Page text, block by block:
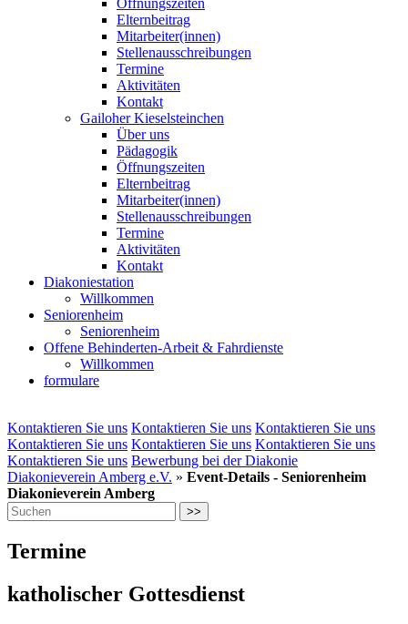
Elternbeitrag
Mitarbeiter(innen)
Stellenausschreibungen
Termine
Aktivitäten
Kontakt
Gailoher Kieselsteinchen
Über uns
Pädagogik
Öffnungszeiten
Elternbeitrag
Mitarbeiter(innen)
Stellenausschreibungen
Termine
Aktivitäten
Kontakt
Diakoniestation
Willkommen
Seniorenheim
Seniorenheim
Offene Behinderten-Arbeit & Fahrdienste
Willkommen
formulare
Kontaktieren Sie uns Kontaktieren Sie uns Kontaktieren Sie uns
Kontaktieren Sie uns Kontaktieren Sie uns Kontaktieren Sie uns
Kontaktieren Sie uns Bewerbung bei der Diakonie
Diakonieverein Amberg e.V. » Event-Details - Seniorenheim
Diakonieverein Amberg
>>
Termine
katholischer Gottesdienst